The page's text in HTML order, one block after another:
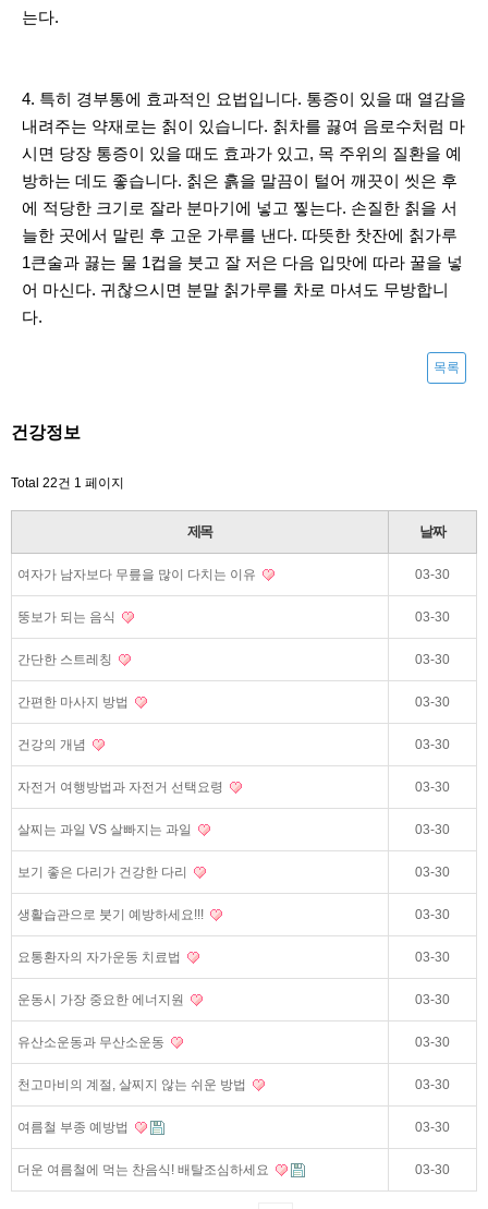
는다.
4. 특히 경부통에 효과적인 요법입니다. 통증이 있을 때 열감을
내려주는 약재로는 칡이 있습니다. 칡차를 끓여 음로수처럼 마
시면 당장 통증이 있을 때도 효과가 있고, 목 주위의 질환을 예
방하는 데도 좋습니다. 칡은 흙을 말끔이 털어 깨끗이 씻은 후
에 적당한 크기로 잘라 분마기에 넣고 찧는다. 손질한 칡을 서
늘한 곳에서 말린 후 고운 가루를 낸다. 따뜻한 찻잔에 칡가루
1큰술과 끓는 물 1컵을 붓고 잘 저은 다음 입맛에 따라 꿀을 넣
어 마신다. 귀찮으시면 분말 칡가루를 차로 마셔도 무방합니
다.
목록
건강정보
Total 22건 1 페이지
제목 날짜
여자가 남자보다 무릎을 많이 다치는 이유 03-30
뚱보가 되는 음식 03-30
간단한 스트레칭 03-30
간편한 마사지 방법 03-30
건강의 개념 03-30
자전거 여행방법과 자전거 선택요령 03-30
살찌는 과일 VS 살빠지는 과일 03-30
보기 좋은 다리가 건강한 다리 03-30
생활습관으로 붓기 예방하세요!!! 03-30
요통환자의 자가운동 치료법 03-30
운동시 가장 중요한 에너지원 03-30
유산소운동과 무산소운동 03-30
천고마비의 계절, 살찌지 않는 쉬운 방법 03-30
여름철 부종 예방법 03-30
더운 여름철에 먹는 찬음식! 배탈조심하세요 03-30